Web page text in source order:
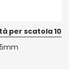
per scatola 10